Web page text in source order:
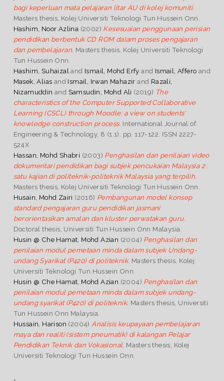
bagi keperluan mata pelajaran litar AU di kolej komuniti.
Masters thesis, Kolej Universiti Teknologi Tun Hussein Onn.
Hashim, Noor Azlina (2002) Kesesuaian penggunaan perisian
pendidikan berbentuk CD ROM dalam proses pengajaran
dan pembelajaran. Masters thesis, Kolej Universiti Teknologi
Tun Hussein Onn.
Hashim, Suhaizal and Ismail, Mohd Erfy and Ismail, Affero and
Masek, Alias and Ismail, Irwan Mahazir and Razali,
Nizamuddin and Samsudin, Mohd Ali (2019) The
characteristics of the Computer Supported Collaborative
Learning (CSCL) through Moodle: a view on students’
knowledge construction process. International Journal of
Engineering & Technology, 8 (1.1). pp. 117-122. ISSN 2227-
524X
Hassan, Mohd Shabri (2003) Penghasilan dan penilaian video
dokumentari pendidikan bagi subjek pencukaian Malaysia 2 :
satu kajian di politeknik-politeknik Malaysia yang terpilih.
Masters thesis, Kolej Universiti Teknologi Tun Hussein Onn.
Husain, Mohd Zairi (2016) Pembangunan model konsep
standard pengajaran guru pendidikan jasmani
berorientasikan amalan dan kluster perwatakan guru.
Doctoral thesis, Universiti Tun Hussein Onn Malaysia.
Husin @ Che Hamat, Mohd Azian (2004) Penghasilan dan
penilaian modul pemetaan minda dalam subjek Undang-
undang Syarikat (P420) di politeknik. Masters thesis, Kolej
Universiti Teknologi Tun Hussein Onn.
Husin @ Che Hamat, Mohd Azian (2004) Penghasilan dan
penilaian modul pemetaan minda dalam subjek undang-
undang syarikat (P420) di politeknik. Masters thesis, Universiti
Tun Hussein Onn Malaysia.
Hussain, Harison (2004) Analisis keupayaan pembelajaran
maya dan realiti (sistem pneumatik) di kalangan Pelajar
Pendidikan Teknik dan Vokasional. Masters thesis, Kolej
Universiti Teknologi Tun Hussein Onn.